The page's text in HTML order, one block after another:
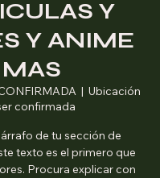
Y
Y ANIME
MAS
  |
Ubicación
confirmada
de tu sección de
texto es el primero que
Procura explicar con